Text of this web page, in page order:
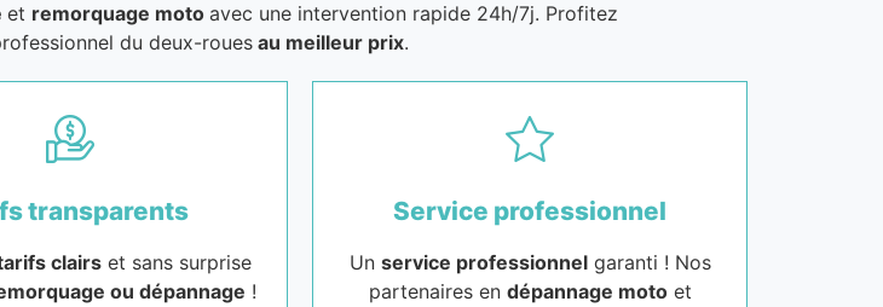
et remorquage moto avec une intervention rapide 24h/7j. Profitez
du deux-rouesau meilleur prix.
transparents
clairs et sans surprise
ou dépannage !
Service professionnel
Un service professionnelgaranti ! Nos
partenaires en dépannage motoet